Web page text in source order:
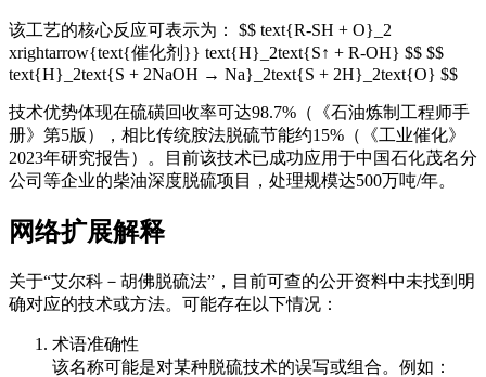
该工艺的核心反应可表示为： $$ text{R-SH + O}_2
xrightarrow{text{催化剂}} text{H}_2text{S↑ + R-OH} $$ $$
text{H}_2text{S + 2NaOH → Na}_2text{S + 2H}_2text{O} $$
技术优势体现在硫磺回收率可达98.7%（《石油炼制工程师手
册》第5版），相比传统胺法脱硫节能约15%（《工业催化》
2023年研究报告）。目前该技术已成功应用于中国石化茂名分
公司等企业的柴油深度脱硫项目，处理规模达500万吨/年。
网络扩展解释
关于“艾尔科－胡佛脱硫法”，目前可查的公开资料中未找到明
确对应的技术或方法。可能存在以下情况：
术语准确性
该名称可能是对某种脱硫技术的误写或组合。例如：